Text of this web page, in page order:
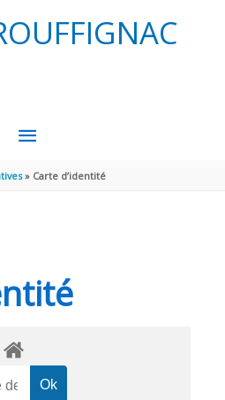
MENU
PRINCIPAL
Carte d’identité